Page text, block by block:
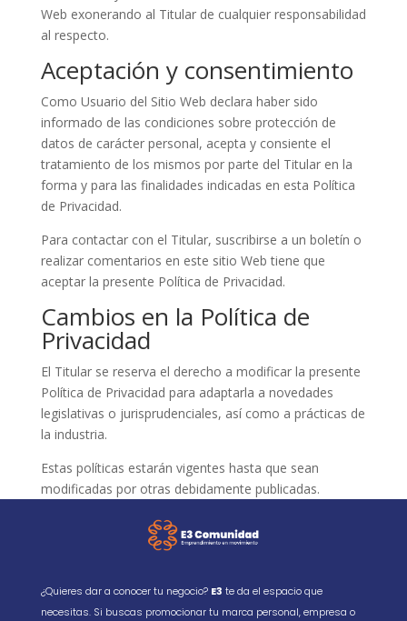
Web exonerando al Titular de cualquier responsabilidad
al respecto.
Aceptación y consentimiento
Como Usuario del Sitio Web declara haber sido
informado de las condiciones sobre protección de
datos de carácter personal, acepta y consiente el
tratamiento de los mismos por parte del Titular en la
forma y para las finalidades indicadas en esta Política
de Privacidad.
Para contactar con el Titular, suscribirse a un boletín o
realizar comentarios en este sitio Web tiene que
aceptar la presente Política de Privacidad.
Cambios en la Política de
Privacidad
El Titular se reserva el derecho a modificar la presente
Política de Privacidad para adaptarla a novedades
legislativas o jurisprudenciales, así como a prácticas de
la industria.
Estas políticas estarán vigentes hasta que sean
modificadas por otras debidamente publicadas.
¿Quieres dar a conocer tu negocio? E3 te da el espacio que
necesitas. Si buscas promocionar tu marca personal, empresa o